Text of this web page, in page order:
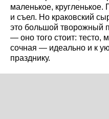
маленькое,
и съел. Но краковский
это большой творожный
— оно того стоит: тесто,
сочная — идеально и к
празднику.